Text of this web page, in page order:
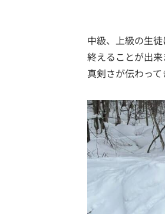
中級、上級の生
終えることが出
真剣さが伝わって